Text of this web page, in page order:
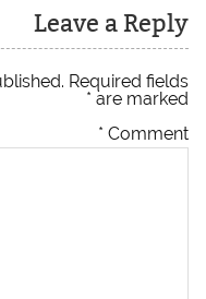
Leave a Reply
Required fields
are marked
*
Comment
*